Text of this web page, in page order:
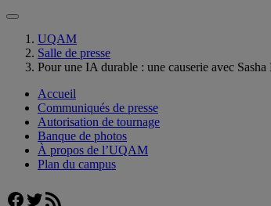
UQAM
Salle de presse
Pour une IA durable : une causerie avec
Accueil
Communiqués de presse
Autorisation de tournage
Banque de photos
À propos de l’UQAM
Plan du campus
Facebook
Twitter
Flux RSS